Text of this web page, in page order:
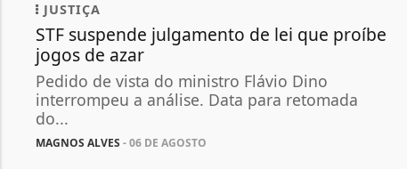
JUSTIÇA
STF suspende julgamento de lei que proíbe
jogos de azar
Pedido de vista do ministro Flávio Dino
interrompeu a análise. Data para retomada
do...
MAGNOS ALVES - 06 DE AGOSTO